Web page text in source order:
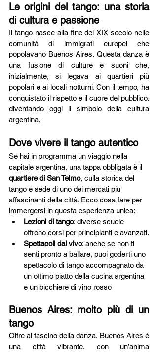
Le origini del tango: una storia
di cultura e passione
Il tango nasce alla fine del XIX secolo nelle
comunità di immigrati europei che
popolavano Buenos Aires. Questa danza è
una fusione di culture e suoni che,
inizialmente, si legava ai quartieri più
popolari e ai locali notturni. Con il tempo, ha
conquistato il rispetto e il cuore del pubblico,
diventando oggi il simbolo della cultura
argentina.
Dove vivere il tango autentico
Se hai in programma un viaggio nella
capitale argentina, una tappa obbligata è il
quartiere di San Telmo, culla storica del
tango e sede di uno dei mercati più
affascinanti della città. Ecco cosa fare per
immergersi in questa esperienza unica:
Lezioni di tango: diverse scuole
offrono corsi per principianti e avanzati.
Spettacoli dal vivo: anche se non ti
senti pronto a ballare, puoi goderti uno
spettacolo di tango accompagnato da
un ottimo piatto della cucina argentina
e un bicchiere di vino rosso
Buenos Aires: molto più di un
tango
Oltre al fascino della danza, Buenos Aires è
una città vibrante, con un’anima